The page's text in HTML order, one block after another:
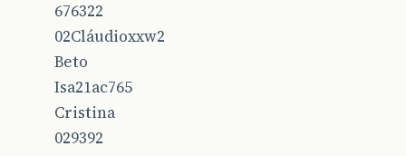
676322
02Cláudioxxw2
Beto
Isa21ac765
Cristina
029392